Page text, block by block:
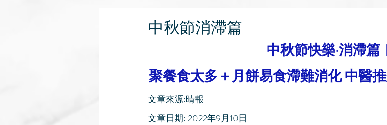
中秋節消滯篇
中秋節快樂·消滯篇︳
聚餐食太多＋月餅易食滯難消化 中醫
文章來源:晴報
文章日期: 2022年9月10日